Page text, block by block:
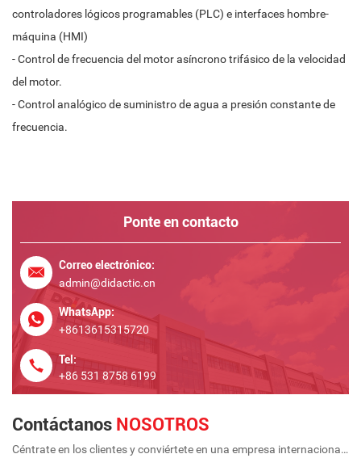
controladores lógicos programables (PLC) e interfaces hombre-
máquina (HMI)
- Control de frecuencia del motor asíncrono trifásico de la velocidad
del motor.
- Control analógico de suministro de agua a presión constante de
frecuencia.
Ponte en contacto
Correo electrónico:
admin@didactic.cn
WhatsApp:
+8613615315720
Tel:
+86 531 8758 6199
Contáctanos NOSOTROS
Céntrate en los clientes y conviértete en una empresa internacional